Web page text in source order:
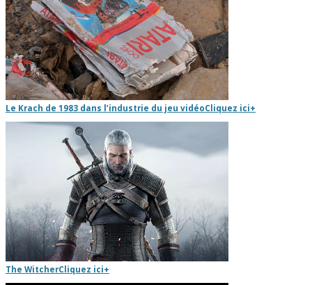
Le Krach de 1983 dans l’industrie du jeu vidéoCliquez ici+
The WitcherCliquez ici+